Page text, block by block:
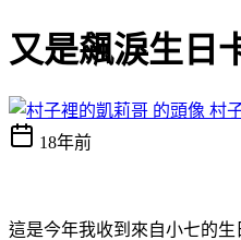
又是飆淚生日
村
18年前
這是今年我收到來自小七的生